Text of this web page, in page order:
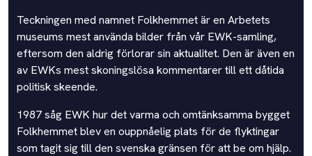
Teckningen med namnet Folkhemmet är en Arbetets
museums mest använda bilder från vår EWK-samling,
eftersom den aldrig förlorar sin aktualitet. Den är även en
av EWKs mest skoningslösa kommentarer till ett dåtida
politisk skeende.
1987 såg EWK hur det varma och omtänksamma bygget
Folkhemmet blev en ouppnåelig plats för de flyktingar
som tagit sig till den svenska gränsen för att be om hjälp.